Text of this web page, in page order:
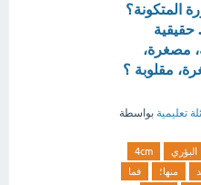
المتكونة؟
حقيقية
مصغرة،
مقلوبة ؟
تعليمية بواسطة
البؤري
4cm
منها؛
فما